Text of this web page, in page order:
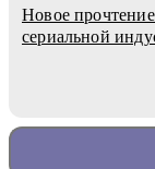
Новое
сериальной